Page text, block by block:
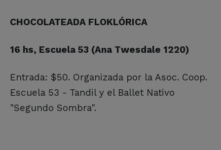
CHOCOLATEADA FLOKLÓRICA
16 hs, Escuela 53 (Ana Twesdale 1220)
Entrada: $50. Organizada por la Asoc. Coop.
Escuela 53 - Tandil y el Ballet Nativo
"Segundo Sombra".